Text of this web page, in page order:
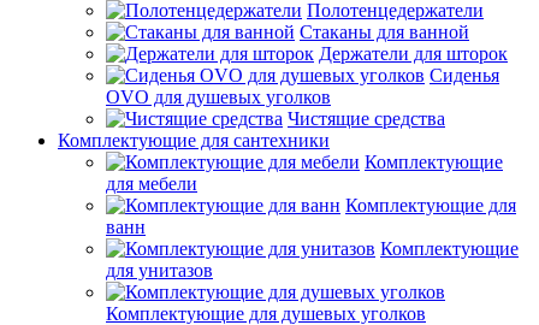
Полотенцедержатели
Стаканы для ванной
Держатели для шторок
Сиденья
OVO для душевых уголков
Чистящие средства
Комплектующие для сантехники
Комплектующие
для мебели
Комплектующие для
ванн
Комплектующие
для унитазов
Комплектующие для душевых уголков